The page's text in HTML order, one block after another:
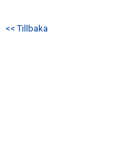
<< Tillbaka